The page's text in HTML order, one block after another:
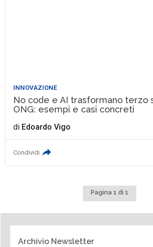
INNOVAZIONE
No code e AI trasformano terzo
ONG: esempi e casi concreti
di Edoardo Vigo
Condividi
Pagina 1 di 1
Archivio Newsletter